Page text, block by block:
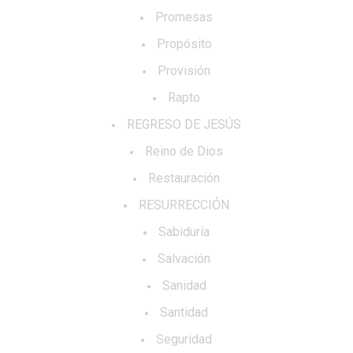
Promesas
Propósito
Provisión
Rapto
REGRESO DE JESÚS
Reino de Dios
Restauración
RESURRECCIÓN
Sabiduría
Salvación
Sanidad
Santidad
Seguridad